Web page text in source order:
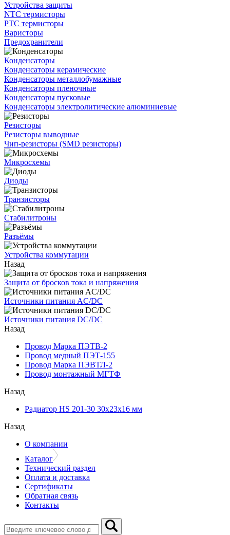
Устройства защиты
NTC термисторы
PTC термисторы
Варисторы
Предохранители
Конденсаторы
Конденсаторы керамические
Конденсаторы металлобумажные
Конденсаторы пленочные
Конденсаторы пусковые
Конденсаторы электролитические алюминиевые
Резисторы
Резисторы выводные
Чип-резисторы (SMD резисторы)
Микросхемы
Диоды
Транзисторы
Стабилитроны
Разъёмы
Устройства коммутации
Назад
Защита от бросков тока и напряжения
Источники питания AC/DC
Источники питания DC/DC
Назад
Провод Марка ПЭТВ-2
Провод медный ПЭТ-155
Провод Марка ПЭВТЛ-2
Провод монтажный МГТФ
Назад
Радиатор HS 201-30 30х23х16 мм
Назад
О компании
Каталог
Технический раздел
Оплата и доставка
Сертификаты
Обратная связь
Контакты